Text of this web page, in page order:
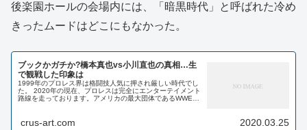
後楽園ホールの会場内には、「暗黒時代」と呼ばれた冷め
きったムードはどこにもなかった。
ブックかガチか?橋本真也vs小川直也の真相…生
で観戦した印象は
1999年のプロレス界は格闘技人気に押され厳しい時代でし
た。 2020年の現在、プロレスは完全にエンターテイメント
路線を走っております。アメリカの最大団体であるWWEは
crus-art.com 2020.03.25